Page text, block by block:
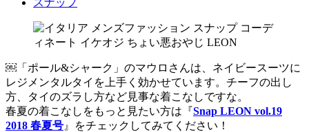
￼「ポール&シャーク」のマウロさんは、ネイビースーツに
レジメンタルタイを上手く効かせています。チーフの出し
方、タイのズラし方など見事な着こなしですな。
春夏の着こなしをもっと見たい方は『Snap LEON vol.19
2018 春夏号 』をチェックしてみてください！